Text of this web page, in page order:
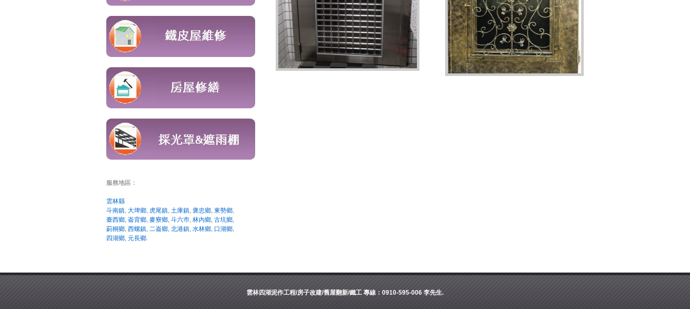
服務地區：
雲林縣
斗南鎮, 大埤鄉, 虎尾鎮, 土庫鎮, 褒忠鄉, 東勢鄉,
臺西鄉, 崙背鄉, 麥竂鄉, 斗六巿, 林內鄉, 古坑鄉,
莿桐鄉, 西螺鎮, 二崙鄉, 北港鎮, 水林鄉, 口湖鄉,
四湖鄉, 元長鄉.
雲林四湖泥作工程/房子改建/舊屋翻新/鐵工 專線：0910-595-006 李先生.